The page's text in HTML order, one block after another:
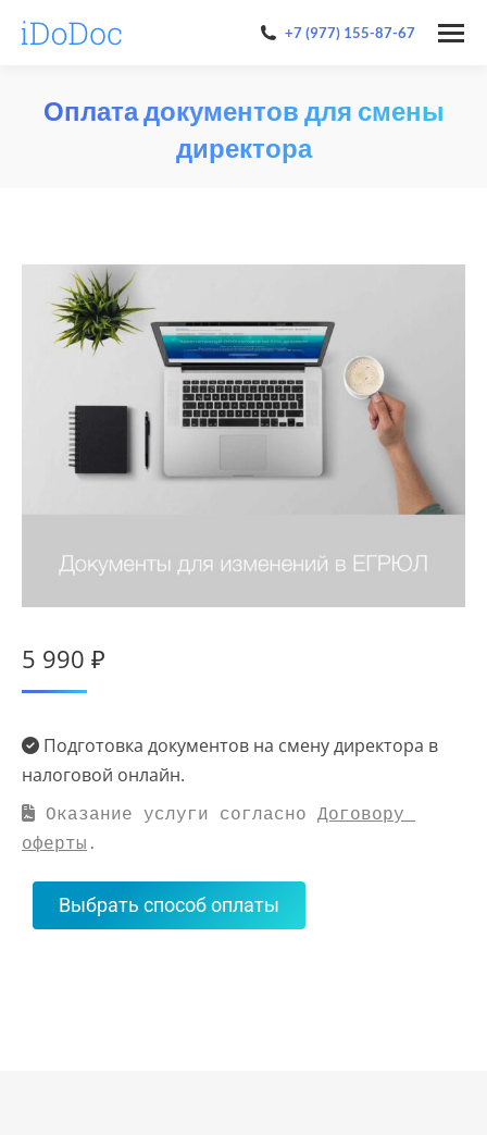
+7 (977) 155-87-67
Оплата документов для смены
директора
5 990 ₽
Подготовка документов на смену директора в
налоговой онлайн.
Оказание услуги согласно Договору
оферты .
Выбрать способ оплаты